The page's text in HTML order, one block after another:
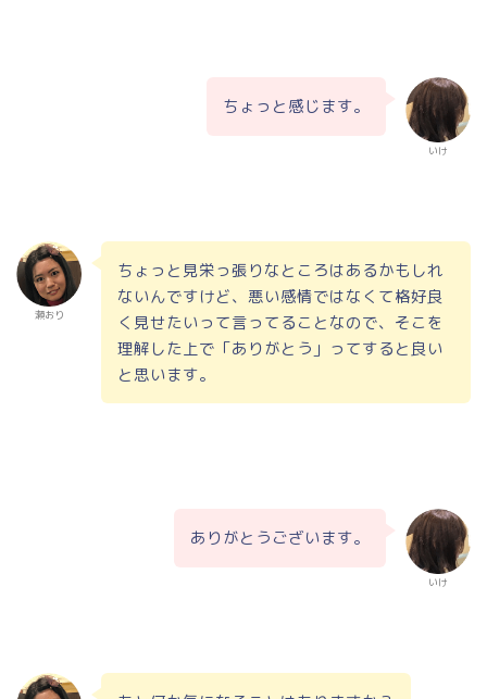
いけ
ちょっと感じます。
瀬おり
ちょっと見栄っ張りなところはあるかもしれ
ないんですけど、悪い感情ではなくて格好良
く見せたいって言ってることなので、そこを
理解した上で「ありがとう」ってすると良い
と思います。
いけ
ありがとうございます。